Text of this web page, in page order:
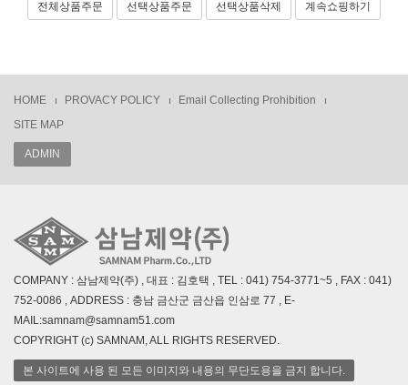
전체상품주문 선택상품주문 선택상품삭제 계속쇼핑하기
HOME PROVACY POLICY
Email Collecting Prohibition
SITE MAP
ADMIN
COMPANY : 삼남제약(주) , 대표 : 김호택 , TEL : 041) 754-3771~5 , FAX : 041)
752-0086 , ADDRESS : 충남 금산군 금산읍 인삼로 77 , E-
MAIL:samnam@samnam51.com
COPYRIGHT (c) SAMNAM, ALL RIGHTS RESERVED.
본 사이트에 사용 된 모든 이미지와 내용의 무단도용을 금지 합니다.